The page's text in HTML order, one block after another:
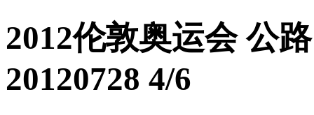
2012伦敦奥运会 公
20120728 4/6